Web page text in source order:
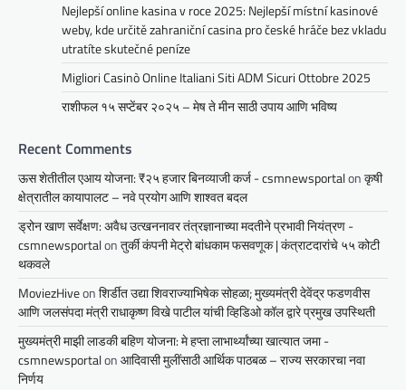
Nejlepší online kasina v roce 2025: Nejlepší místní kasinové
weby, kde určitě zahraniční casina pro české hráče bez vkladu
utratíte skutečné peníze
Migliori Casinò Online Italiani Siti ADM Sicuri Ottobre 2025
राशीफल १५ सप्टेंबर २०२५ – मेष ते मीन साठी उपाय आणि भविष्य
Recent Comments
ऊस शेतीतील एआय योजना: ₹२५ हजार बिनव्याजी कर्ज - csmnewsportalonकृषी
क्षेत्रातील कायापालट – नवे प्रयोग आणि शाश्वत बदल
ड्रोन खाण सर्वेक्षण: अवैध उत्खननावर तंत्रज्ञानाच्या मदतीने प्रभावी नियंत्रण -
csmnewsportalonतुर्की कंपनी मेट्रो बांधकाम फसवणूक | कंत्राटदारांचे ५५ कोटी
थकवले
MoviezHiveonशिर्डीत उद्या शिवराज्याभिषेक सोहळा; मुख्यमंत्री देवेंद्र फडणवीस
आणि जलसंपदा मंत्री राधाकृष्ण विखे पाटील यांची व्हिडिओ कॉल द्वारे प्रमुख उपस्थिती
मुख्यमंत्री माझी लाडकी बहिण योजना: मे हप्ता लाभार्थ्यांच्या खात्यात जमा -
csmnewsportalonआदिवासी मुलींसाठी आर्थिक पाठबळ – राज्य सरकारचा नवा
निर्णय